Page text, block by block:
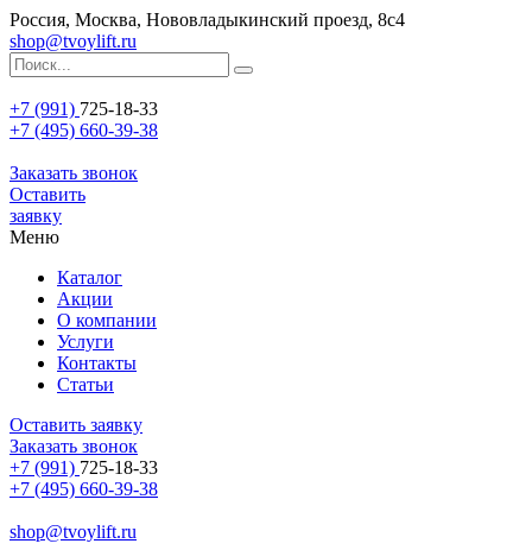
Россия, Москва, Нововладыкинский проезд, 8с4
shop@tvoylift.ru
+7 (991) 725-18-33
+7 (495) 660-39-38
Заказать звонок
Оставить
заявку
Меню
Каталог
Акции
О компании
Услуги
Контакты
Статьи
Оставить заявку
Заказать звонок
+7 (991) 725-18-33
+7 (495) 660-39-38
shop@tvoylift.ru